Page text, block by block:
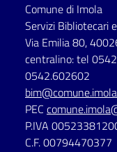
lettura
Seguici
su
Comune di Imola
Servizi Bibliotecari
Via Emilia 80,
centralino: tel
0542.602602
PEC
P.IVA
C.F. 00794470377